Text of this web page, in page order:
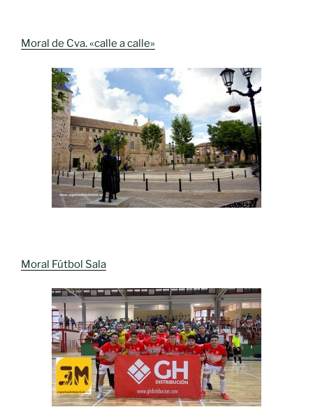
Moral de Cva. «calle a calle»
Moral Fútbol Sala